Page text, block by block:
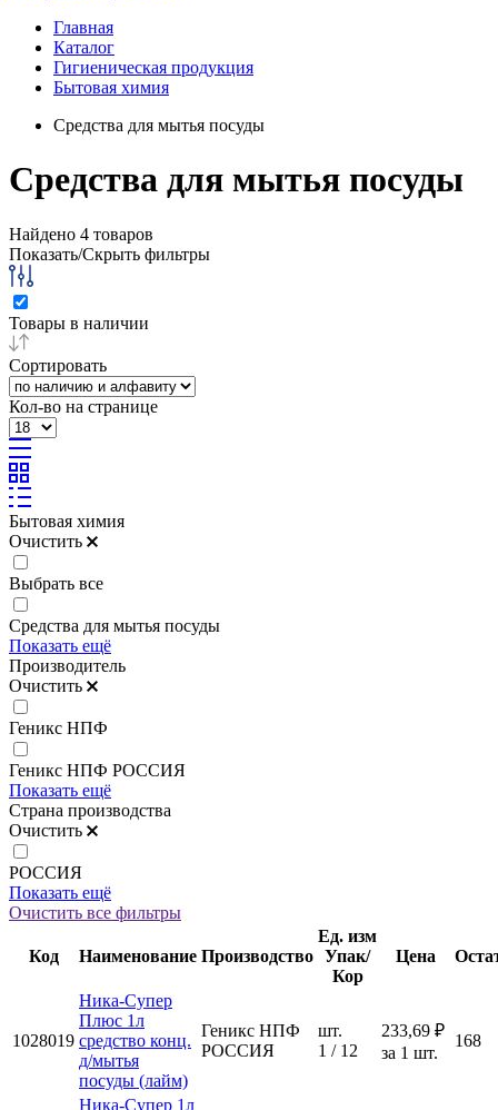
Главная
Каталог
Гигиеническая продукция
Бытовая химия
Средства для мытья посуды
Средства для мытья посуды
Найдено 4 товаров
Показать/Скрыть фильтры
Товары в наличии
Сортировать
Кол-во на странице
Бытовая химия
Очистить
Выбрать все
Средства для мытья посуды
Показать ещё
Производитель
Очистить
Геникс НПФ
Геникс НПФ РОССИЯ
Показать ещё
Страна производства
Очистить
РОССИЯ
Показать ещё
Очистить все фильтры
Код Наименование Производство
Ед. изм
Упак/
Кор
Цена
1028019
Ника-Супер
Плюс 1л
средство конц.
д/мытья
посуды (лайм)
Геникс НПФ
РОССИЯ
шт.
1 / 12
233,69 ₽
за 1 шт.
168
Ника-Супер 1л